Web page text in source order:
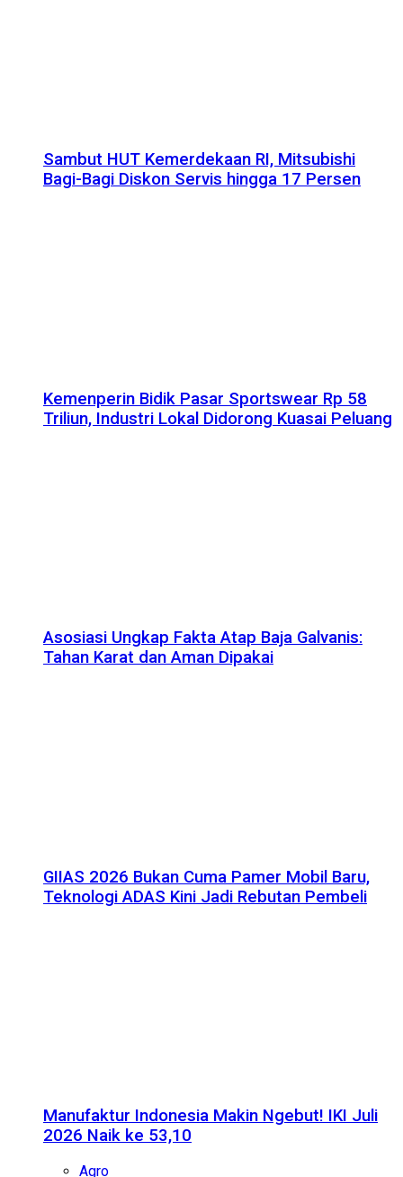
Sambut HUT Kemerdekaan RI, Mitsubishi
Bagi-Bagi Diskon Servis hingga 17 Persen
Kemenperin Bidik Pasar Sportswear Rp 58
Triliun, Industri Lokal Didorong Kuasai Peluang
Asosiasi Ungkap Fakta Atap Baja Galvanis:
Tahan Karat dan Aman Dipakai
GIIAS 2026 Bukan Cuma Pamer Mobil Baru,
Teknologi ADAS Kini Jadi Rebutan Pembeli
Manufaktur Indonesia Makin Ngebut! IKI Juli
2026 Naik ke 53,10
Agro